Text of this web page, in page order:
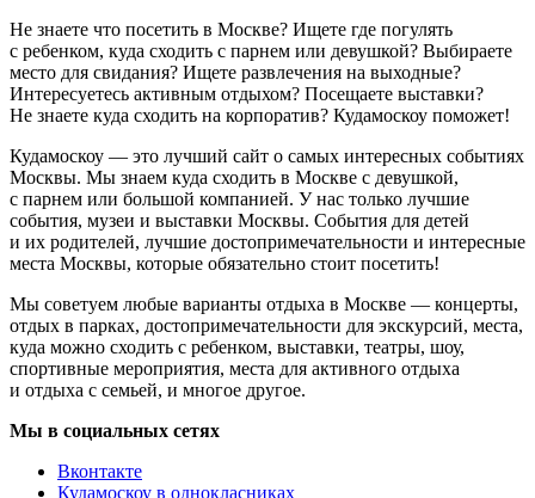
Не знаете что посетить в Москве? Ищете где погулять
с ребенком, куда сходить с парнем или девушкой? Выбираете
место для свидания? Ищете развлечения на выходные?
Интересуетесь активным отдыхом? Посещаете выставки?
Не знаете куда сходить на корпоратив? Кудамоскоу поможет!
Кудамоскоу — это лучший сайт о самых интересных событиях
Москвы. Мы знаем куда сходить в Москве с девушкой,
с парнем или большой компанией. У нас только лучшие
события, музеи и выставки Москвы. События для детей
и их родителей, лучшие достопримечательности и интересные
места Москвы, которые обязательно стоит посетить!
Мы советуем любые варианты отдыха в Москве — концерты,
отдых в парках, достопримечательности для экскурсий, места,
куда можно сходить с ребенком, выставки, театры, шоу,
спортивные мероприятия, места для активного отдыха
и отдыха с семьей, и многое другое.
Мы в социальных сетях
Вконтакте
Кудамоскоу в однокласниках